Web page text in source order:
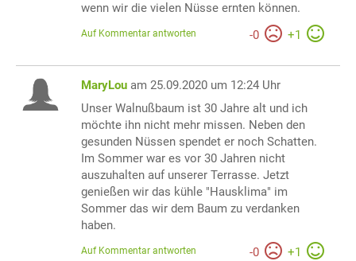
wenn wir die vielen Nüsse ernten können.
-0 +1
Auf Kommentar antworten
MaryLou am 25.09.2020 um 12:24 Uhr
Unser Walnußbaum ist 30 Jahre alt und ich
möchte ihn nicht mehr missen. Neben den
gesunden Nüssen spendet er noch Schatten.
Im Sommer war es vor 30 Jahren nicht
auszuhalten auf unserer Terrasse. Jetzt
genießen wir das kühle "Hausklima" im
Sommer das wir dem Baum zu verdanken
haben.
-0 +1
Auf Kommentar antworten